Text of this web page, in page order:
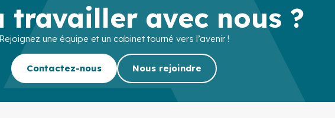
travailler avec nous ?
Rejoignez une équipe et un cabinet tourné vers l’avenir !
Contactez-nous Nous rejoindre